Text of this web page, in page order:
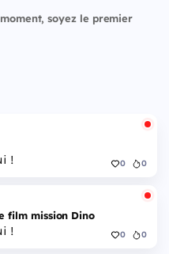
soyez le premier
! 0 0
film mission Dino
! 0 0